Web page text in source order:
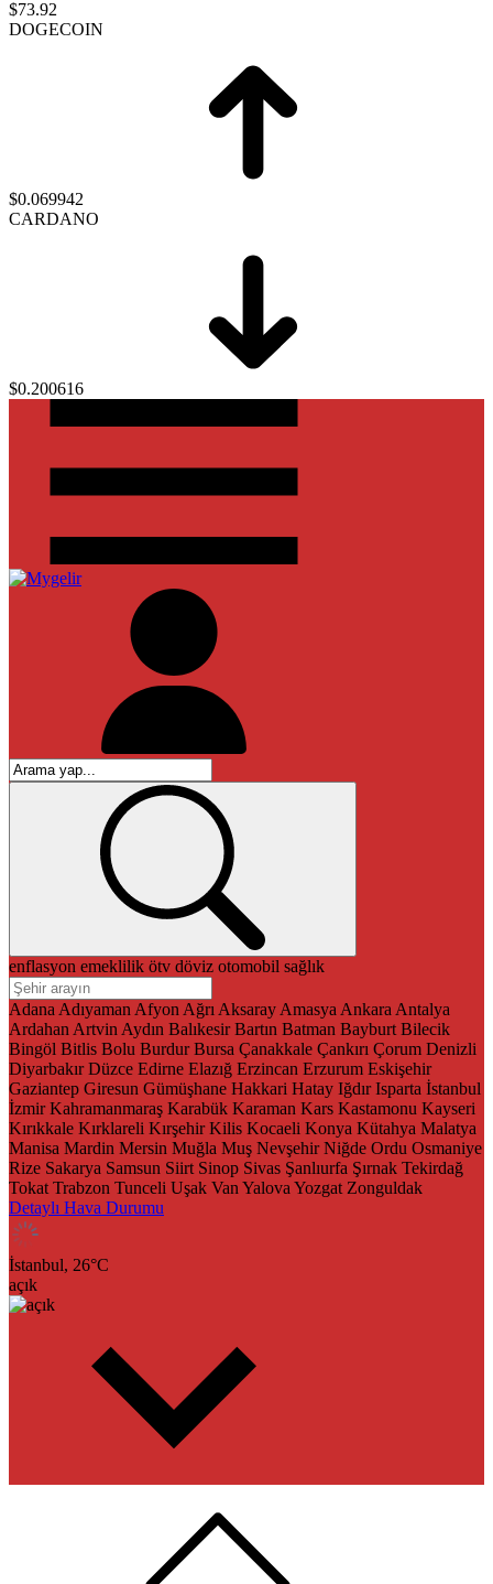
$73.92
DOGECOIN
$0.069942
CARDANO
$0.200616
enflasyon emeklilik ötv döviz otomobil sağlık
Adana Adıyaman Afyon Ağrı Aksaray Amasya Ankara Antalya
Ardahan Artvin Aydın Balıkesir Bartın Batman Bayburt Bilecik
Bingöl Bitlis Bolu Burdur Bursa Çanakkale Çankırı Çorum Denizli
Diyarbakır Düzce Edirne Elazığ Erzincan Erzurum Eskişehir
Gaziantep Giresun Gümüşhane Hakkari Hatay Iğdır Isparta İstanbul
İzmir Kahramanmaraş Karabük Karaman Kars Kastamonu Kayseri
Kırıkkale Kırklareli Kırşehir Kilis Kocaeli Konya Kütahya Malatya
Manisa Mardin Mersin Muğla Muş Nevşehir Niğde Ordu Osmaniye
Rize Sakarya Samsun Siirt Sinop Sivas Şanlıurfa Şırnak Tekirdağ
Tokat Trabzon Tunceli Uşak Van Yalova Yozgat Zonguldak
Detaylı Hava Durumu
İstanbul, 26°C
açık